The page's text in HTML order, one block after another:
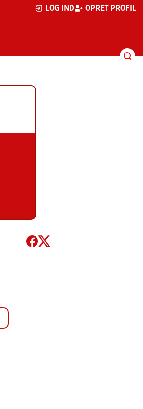
LOG IND OPRET PROFIL